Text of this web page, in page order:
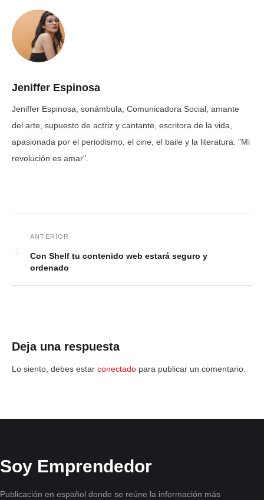
Jeniffer Espinosa
Jeniffer Espinosa, sonámbula, Comunicadora Social, amante
del arte, supuesto de actriz y cantante, escritora de la vida,
apasionada por el periodismo, el cine, el baile y la literatura. "Mi
revolución es amar".
Con Shelf tu contenido web estará seguro y
ordenado
Deja una respuesta
Lo siento, debes estar conectado para publicar un comentario.
Soy Emprendedor
Publicación en español donde se reúne la información más